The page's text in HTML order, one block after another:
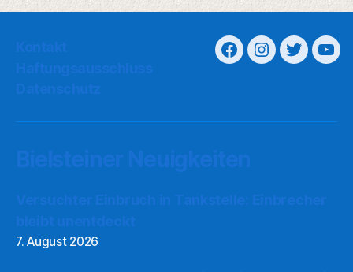
7. August 2026